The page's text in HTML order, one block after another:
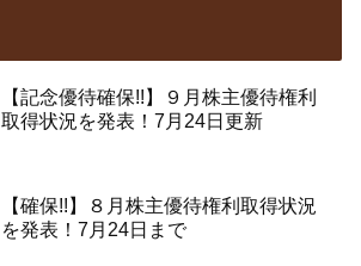
【記念優待確保!!】９月株主優待権利
取得状況を発表！7月24日更新
【確保!!】８月株主優待権利取得状況
を発表！7月24日まで